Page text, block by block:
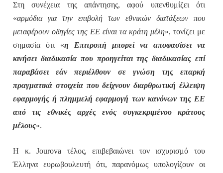
Στη συνέχεια της απάντησης, αφού υπενθυμίζει ότι
«αρμόδια για την επιβολή των εθνικών διατάξεων που
μεταφέρουν οδηγίες της ΕΕ είναι τα κράτη μέλη», τονίζει με
σημασία ότι «η Επιτροπή μπορεί να αποφασίσει να
κινήσει διαδικασία που προηγείται της διαδικασίας επί
παραβάσει εάν περιέλθουν σε γνώση της επαρκή
πραγματικά στοιχεία που δείχνουν διαρθρωτική έλλειψη
εφαρμογής ή πλημμελή εφαρμογή των κανόνων της ΕΕ
από τις εθνικές αρχές ενός συγκεκριμένου κράτους
μέλους».
Η κ.Jourova τέλος, επιβεβαιώνει τον ισχυρισμό του
Έλληνα ευρωβουλευτή ότι, παρανόμως υπολογίζουν οι